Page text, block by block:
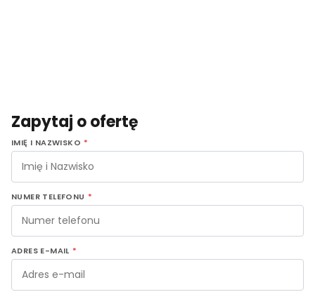
Zapytaj o ofertę
IMIĘ I NAZWISKO *
NUMER TELEFONU *
ADRES E-MAIL *